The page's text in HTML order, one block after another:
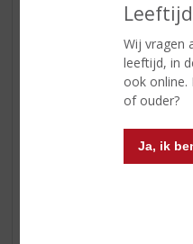
Wij vragen
leeftijd, in
ook online.
of ouder?
Ja, ik
negroamaro en 15%
een helderrode wijn met
In de mond krachtig met
Lifili Primitivo
Primitivo; heeft een